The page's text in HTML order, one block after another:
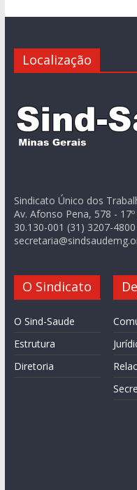
Localização
Sindicato Único dos
Av. Afonso Pena, 578 -
30.130-001 (31) 3207-
O Sindicato
O Sind-Saude
Estrutura
Diretoria